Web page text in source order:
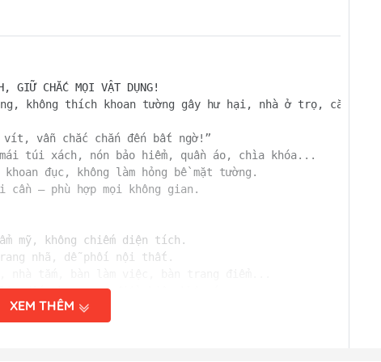
GIỮ CHẮC MỌI VẬT DỤNG!
không thích khoan tường gây hư hại, nhà ở trọ, căn hộ
vít, vẫn chắc chắn đến bất ngờ!”
túi xách, nón bảo hiểm, quần áo, chìa khóa...
đục, không làm hỏng bề mặt tường.
– phù hợp mọi không gian.
mỹ, không chiếm diện tích.
nhã, dễ phối nội thất.
đến 2kg trong điều kiện khô ráo.
XEM THÊM